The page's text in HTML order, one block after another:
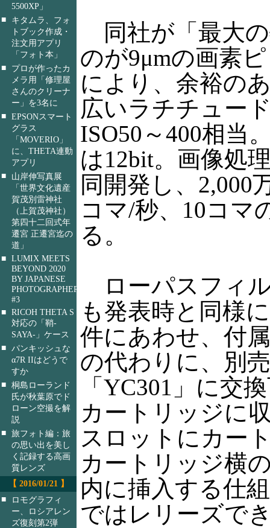
5500XP」
■
キタムラ、フォ
トブック作成・
注文用アプリ
「フォト本」
■
プロが作ったカ
メラ用「修理屋
さんのクリーナ
ー」を3名に
■ EPSONスマート
グラス
「MOVERIO」
に、THETA連動
アプリ
■
山岸伸写真展
「世界文化遺産
賀茂別雷神社
（上賀茂神社）
第四十二回式年
遷宮 正遷宮迄の
道」
■ LUMIX MEETS
BEYOND 2020
BY JAPANESE
PHOTOGRAPHERS
#3
■ RICOH THETA S
対応の「鞘-
SAYA-」ケース
■ パンキッシュな
α7R IIはどうで
すか
■ 桐島ローランド
氏が秋葉原でド
ローン空撮を解
説
■ 旅フォト編：旅
の思い出を美し
く記録する高画
質レンズ
【 2016/01/21 】
■
ロモグラフィ
ー、ロシアレン
ズ復刻第2弾
同社が「最大
のが9μmの画素
により、余裕の
広いラチチュー
ISO50～400相当
は12bit。画像処
同開発し、2,000
コマ/秒、10コマ
る。
ローパスフィ
も発表時と同様
件にあわせ、付
の代わりに、別
「YC301」に交
カートリッジに
スロットにカー
カートリッジ横
内に挿入する仕
ではレリーズで